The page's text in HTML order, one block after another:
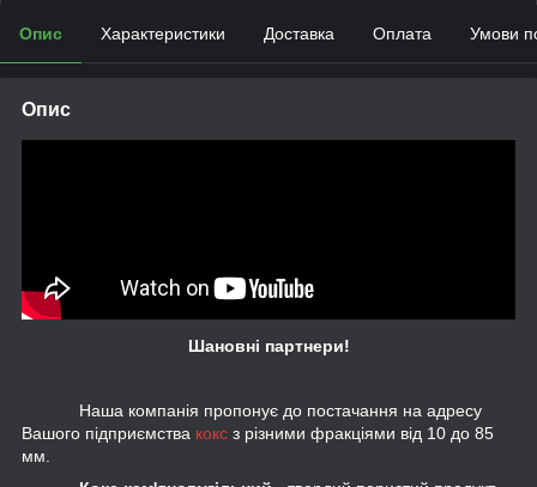
Опис Характеристики Доставка Оплата Умови
Опис
Шановні партнери!
Наша компанія пропонує до постачання на адресу
Вашого підприємства кокс з різними фракціями від 10 до 85
мм.